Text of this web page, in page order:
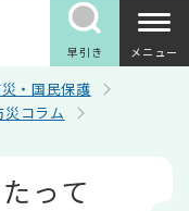
早引き メニュー
・国民保護
災コラム
って